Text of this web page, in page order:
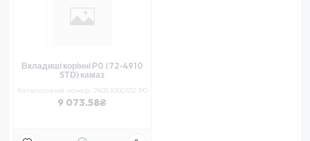
Вкладиші корінні Р0 (72-4910
STD) камаз
Каталоговий номер: 7405.1000102 Р0
9 073.58